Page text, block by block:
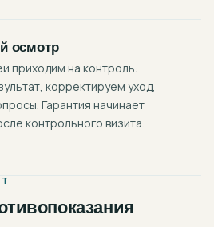
осмотр
приходим на контроль:
корректируем уход,
Гарантия начинает
контрольного визита.